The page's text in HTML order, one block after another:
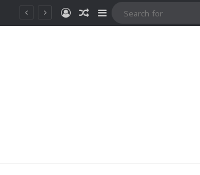
MasukRandom Article
Sidebar